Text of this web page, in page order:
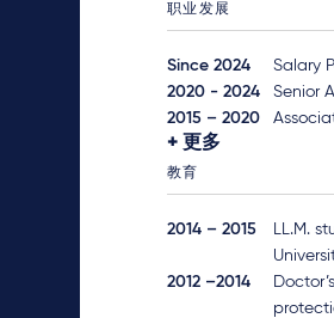
职业发展
Since 2024
Salary
2020 - 2024
Senior
2015 – 2020
更多
教育
2014 – 2015
LL.M.
2012 –2014